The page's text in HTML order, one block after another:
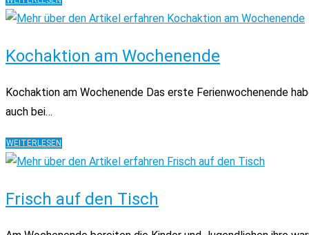
Kochaktion am Wochenende
Kochaktion am Wochenende Das erste Ferienwochenende
auch bei…
WEITERLESENKOCHAKTION
WOCHENENDE
Frisch auf den Tisch